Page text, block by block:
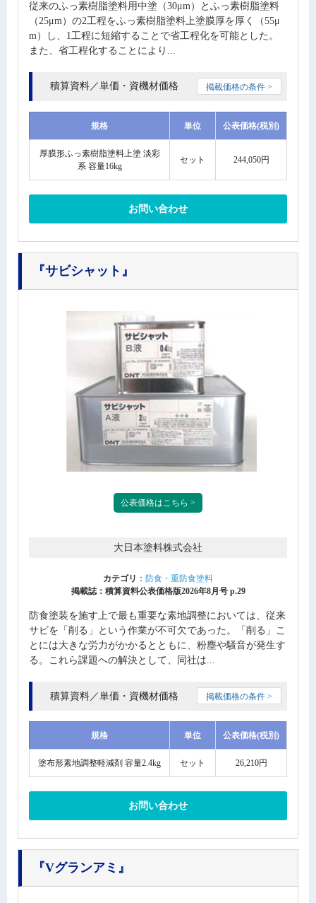
従来のふっ素樹脂塗料用中塗（30μm）とふっ素樹脂塗料
（25μm）の2工程をふっ素樹脂塗料上塗膜厚を厚く（55μ
m）し、1工程に短縮することで省工程化を可能とした。
また、省工程化することにより...
積算資料／単価・資機材価格 掲載価格の条件 >
規格 単位 公表価格(税別)
厚膜形ふっ素樹脂塗料上塗 淡彩
系 容量16kg
セット 244,050円
お問い合わせ
『サビシャット』
公表価格はこちら >
大日本塗料株式会社
カテゴリ ： 防食・重防食塗料
掲載誌：積算資料公表価格版2026年8月号 p.29
防食塗装を施す上で最も重要な素地調整においては、従来
サビを「削る」という作業が不可欠であった。「削る」こ
とには大きな労力がかかるとともに、粉塵や騒音が発生す
る。これら課題への解決として、同社は...
積算資料／単価・資機材価格 掲載価格の条件 >
規格 単位 公表価格(税別)
塗布形素地調整軽減剤 容量2.4kg セット 26,210円
お問い合わせ
『Vグランアミ』